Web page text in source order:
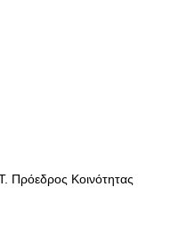
Πρόεδρος Κοινότητας